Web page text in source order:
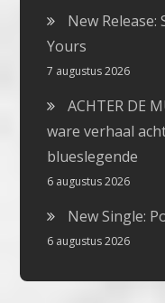
New
Yours
7 augustus 2026
ACHTER DE
ware verhaal
blueslegende
6 augustus 2026
New Single:
6 augustus 2026